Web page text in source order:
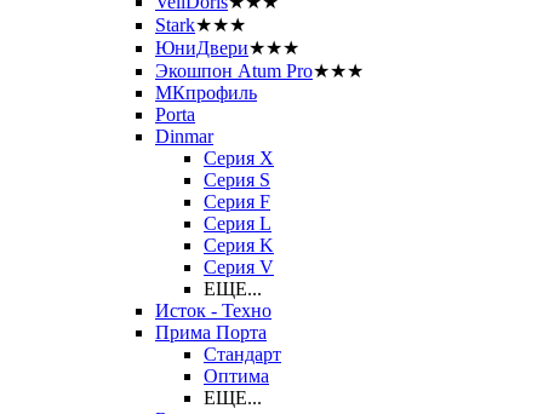
Stark★★★
ЮниДвери★★★
Экошпон Atum Pro★★★
МКпрофиль
Porta
Dinmar
Серия X
Серия S
Серия F
Серия L
Серия K
Серия V
ЕЩЕ...
Исток - Техно
Прима Порта
Стандарт
Оптима
ЕЩЕ...